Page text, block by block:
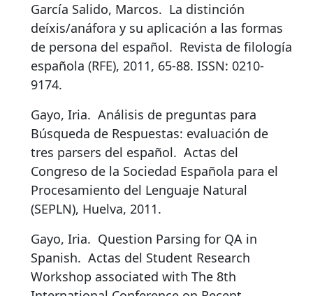
García Salido, Marcos. La distinción
deíxis/anáfora y su aplicación a las formas
de persona del español. Revista de filología
española (RFE), 2011, 65-88. ISSN: 0210-
9174.
Gayo, Iria. Análisis de preguntas para
Búsqueda de Respuestas: evaluación de
tres parsers del español. Actas del
Congreso de la Sociedad Española para el
Procesamiento del Lenguaje Natural
(SEPLN), Huelva, 2011.
Gayo, Iria. Question Parsing for QA in
Spanish. Actas del Student Research
Workshop associated with The 8th